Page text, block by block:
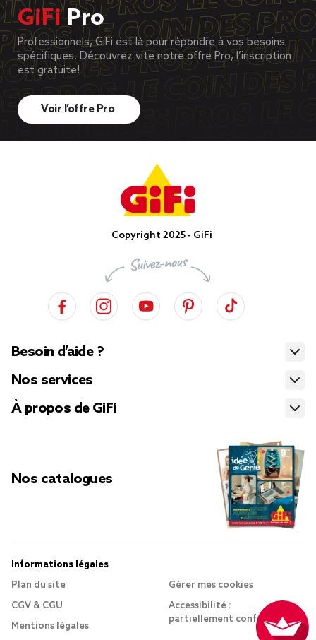
GiFiPro
Professionnels, GiFi est là pour répondre à vos besoins
spécifiques. Découvrez vite notre offre Pro, l’inscription
est gratuite!
Voir l’offre Pro
Copyright 2025 - GiFi
Besoin d’aide ?
Nos services
À propos de GiFi
Nos catalogues
Informations légales
Plan du site
CGV & CGU
Mentions légales
Gérer mes cookies
Accessibilité :
partiellement conforme